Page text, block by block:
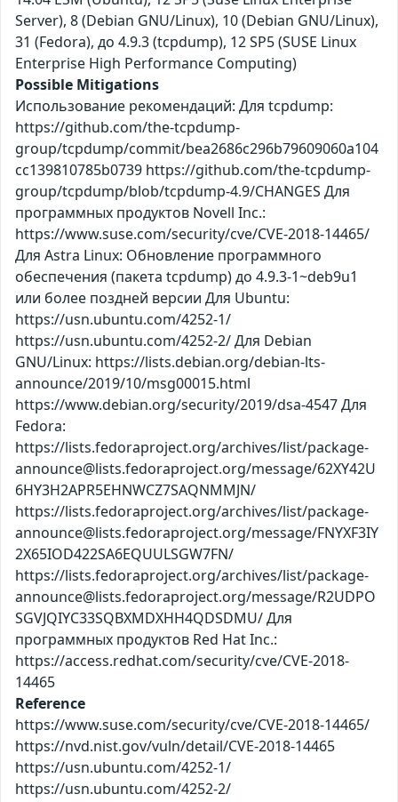
Server), 8 (Debian GNU/Linux), 10 (Debian GNU/Linux),
31 (Fedora), до 4.9.3 (tcpdump), 12 SP5 (SUSE Linux
Enterprise High Performance Computing)
Possible Mitigations
Использование рекомендаций: Для tcpdump:
https://github.com/the-tcpdump-
group/tcpdump/commit/bea2686c296b79609060a104
cc139810785b0739 https://github.com/the-tcpdump-
group/tcpdump/blob/tcpdump-4.9/CHANGES Для
программных продуктов Novell Inc.:
https://www.suse.com/security/cve/CVE-2018-14465/
Для Astra Linux: Обновление программного
обеспечения (пакета tcpdump) до 4.9.3-1~deb9u1
или более поздней версии Для Ubuntu:
https://usn.ubuntu.com/4252-1/
https://usn.ubuntu.com/4252-2/ Для Debian
GNU/Linux: https://lists.debian.org/debian-lts-
announce/2019/10/msg00015.html
https://www.debian.org/security/2019/dsa-4547 Для
Fedora:
https://lists.fedoraproject.org/archives/list/package-
announce@lists.fedoraproject.org/message/62XY42U
6HY3H2APR5EHNWCZ7SAQNMMJN/
https://lists.fedoraproject.org/archives/list/package-
announce@lists.fedoraproject.org/message/FNYXF3IY
2X65IOD422SA6EQUULSGW7FN/
https://lists.fedoraproject.org/archives/list/package-
announce@lists.fedoraproject.org/message/R2UDPO
SGVJQIYC33SQBXMDXHH4QDSDMU/ Для
программных продуктов Red Hat Inc.:
https://access.redhat.com/security/cve/CVE-2018-
14465
Reference
https://www.suse.com/security/cve/CVE-2018-14465/
https://nvd.nist.gov/vuln/detail/CVE-2018-14465
https://usn.ubuntu.com/4252-1/
https://usn.ubuntu.com/4252-2/